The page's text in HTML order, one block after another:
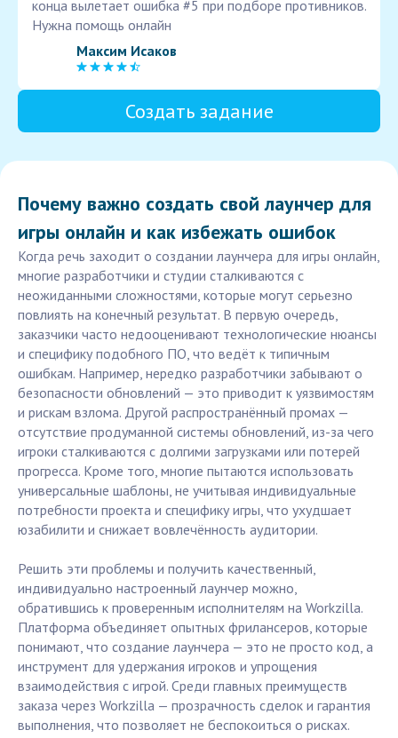
конца вылетает ошибка #5 при подборе противников.
Нужна помощь онлайн
Максим Исаков
Создать задание
Почему важно создать свой лаунчер для
игры онлайн и как избежать ошибок
Когда речь заходит о создании лаунчера для игры онлайн,
многие разработчики и студии сталкиваются с
неожиданными сложностями, которые могут серьезно
повлиять на конечный результат. В первую очередь,
заказчики часто недооценивают технологические нюансы
и специфику подобного ПО, что ведёт к типичным
ошибкам. Например, нередко разработчики забывают о
безопасности обновлений — это приводит к уязвимостям
и рискам взлома. Другой распространённый промах —
отсутствие продуманной системы обновлений, из-за чего
игроки сталкиваются с долгими загрузками или потерей
прогресса. Кроме того, многие пытаются использовать
универсальные шаблоны, не учитывая индивидуальные
потребности проекта и специфику игры, что ухудшает
юзабилити и снижает вовлечённость аудитории.
Решить эти проблемы и получить качественный,
индивидуально настроенный лаунчер можно,
обратившись к проверенным исполнителям на Workzilla.
Платформа объединяет опытных фрилансеров, которые
понимают, что создание лаунчера — это не просто код, а
инструмент для удержания игроков и упрощения
взаимодействия с игрой. Среди главных преимуществ
заказа через Workzilla — прозрачность сделок и гарантия
выполнения, что позволяет не беспокоиться о рисках.